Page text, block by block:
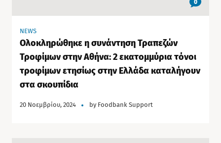
0
NEWS
Ολοκληρώθηκε η συνάντηση Τραπεζών
Τροφίμων στην Αθήνα: 2 εκατομμύρια τόνοι
τροφίμων ετησίως στην Ελλάδα καταλήγουν
στα σκουπίδια
20 Νοεμβρίου, 2024 by Foodbank Support